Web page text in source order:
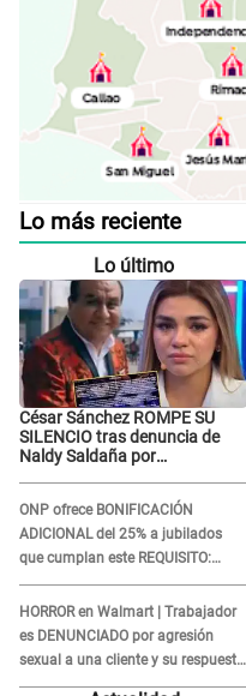
Lo más reciente
Lo último
César Sánchez ROMPE SU
SILENCIO tras denuncia de
Naldy Saldaña por
inocencia"
ONP ofrece BONIFICACIÓN
ADICIONAL del 25% a jubilados
que cumplan este REQUISITO:
revisa si accedes aquí
HORROR en Walmart | Trabajador
es DENUNCIADO por agresión
sexual a una cliente y su respuesta
INDIGNÓ A TODOS